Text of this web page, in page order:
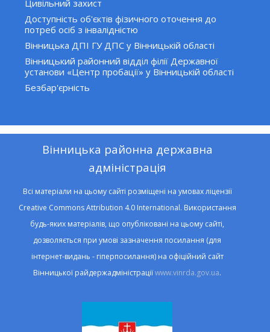
Цивільний захист
Доступність об'єктів фізичного оточення до
потреб осіб з інвалідністю
Вінницька ДПІ ГУ ДПС у Вінницькій області
Вінницький районний відділ філії Державної
установи «Центр пробації» у Вінницькій області
Безбар'єрність
Вінницька районна державна
адміністрація
Всі матеріали на цьому сайті розміщені на умовах ліцензії
Creative Commons Attribution 4.0 International. Використання
будь-яких матеріалів, що опубліковані на цьому сайті,
дозволяється при умові зазначення посилання (для
інтернет-видань - гіперпосилання) на офіційний сайт
Вінницької райдержадміністраціїwww.vinrda.gov.ua.